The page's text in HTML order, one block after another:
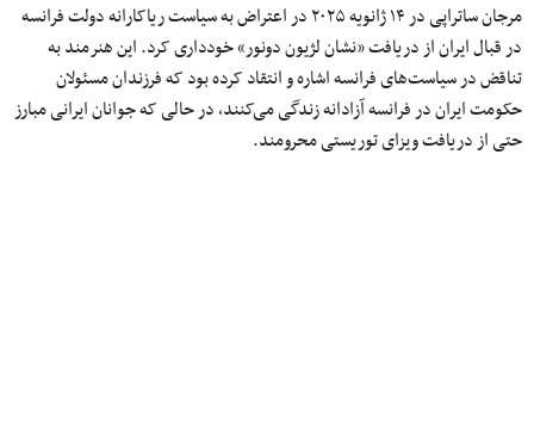
مرجان ساتراپی در ۱۴ ژانویه ۲۰۲۵ در اعتراض به سیاست ریاکارانه دولت فرانسه
در قبال ایران از دریافت «نشان لژیون دونور» خودداری کرد. این هنرمند به
تناقض در سیاست‌های فرانسه اشاره و انتقاد کرده بود که فرزندان مسئولان
حکومت ایران در فرانسه آزادانه زندگی می‌کنند، در حالی که جوانان ایرانی مبارز
حتی از دریافت ویزای توریستی محرومند.